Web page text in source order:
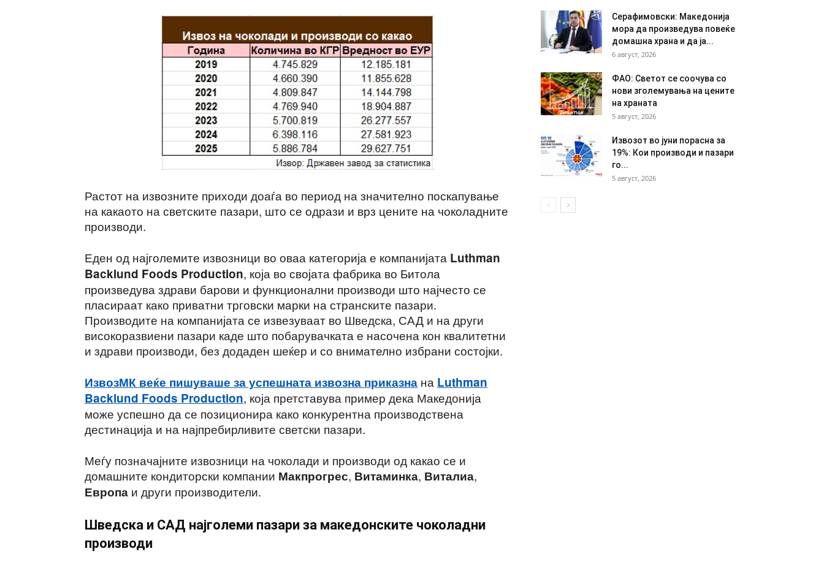
Растот на извозните приходи доаѓа во период на значително поскапување
на какаото на светските пазари, што се одрази и врз цените на чоколадните
производи.
Еден од најголемите извозници во оваа категорија е компанијата Luthman
Backlund Foods Production, која во својата фабрика во Битола
произведува здрави барови и функционални производи што најчесто се
пласираат како приватни трговски марки на странските пазари.
Производите на компанијата се извезуваат во Шведска, САД и на други
високоразвиени пазари каде што побарувачката е насочена кон квалитетни
и здрави производи, без додаден шеќер и со внимателно избрани состојки.
ИзвозМК веќе пишуваше за успешната извозна приказна на Luthman
Backlund Foods Production, која претставува пример дека Македонија
може успешно да се позиционира како конкурентна производствена
дестинација и на најпребирливите светски пазари.
Меѓу позначајните извозници на чоколади и производи од какао се и
домашните кондиторски компании Макпрогрес, Витаминка, Виталиа,
Европа и други производители.
Шведска и САД најголеми пазари за македонските чоколадни
производи
Серафимовски: Македонија
мора да произведува повеќе
домашна храна и да ја...
6 август, 2026
ФАО: Светот се соочува со
нови зголемувања на цените
на храната
5 август, 2026
Извозот во јуни порасна за
19%: Кои производи и пазари
го...
5 август, 2026